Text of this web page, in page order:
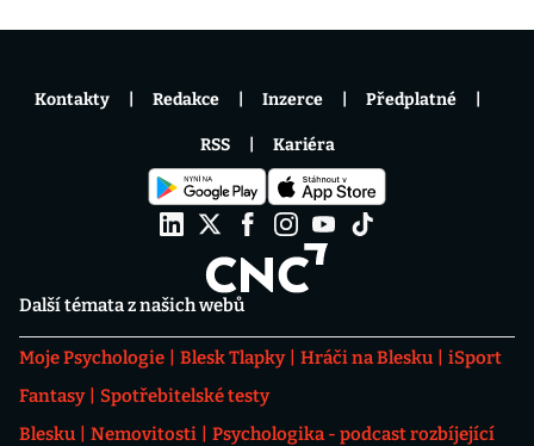
Další témata z našich webů
Moje Psychologie Blesk Tlapky Hráči na Blesku
iSport
Fantasy
Spotřebitelské testy
Blesku
Nemovitosti
Psychologika - podcast rozbíjející
Kontakty Redakce Inzerce Předplatné
RSS Kariéra